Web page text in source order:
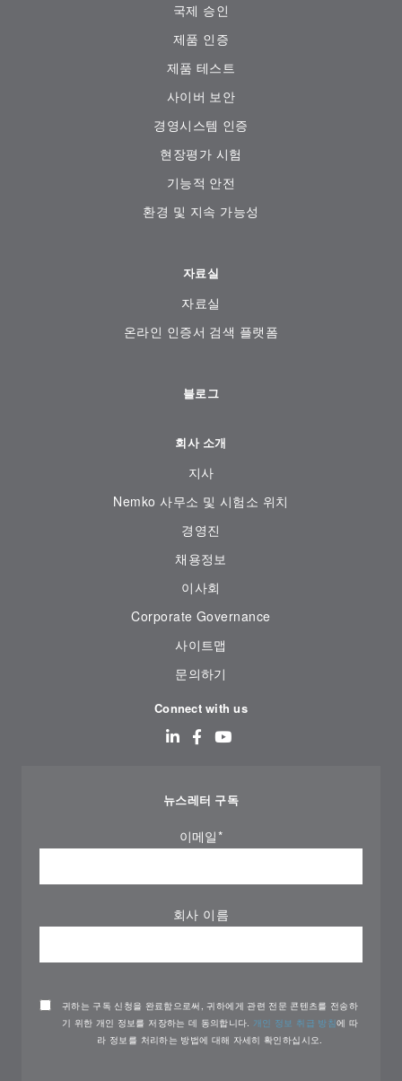
국제 승인
제품 인증
제품 테스트
사이버 보안
경영시스템 인증
현장평가 시험
기능적 안전
환경 및 지속 가능성
자료실
자료실
온라인 인증서 검색 플랫폼
블로그
회사 소개
지사
Nemko 사무소 및 시험소 위치
경영진
채용정보
이사회
Corporate Governance
사이트맵
문의하기
Connect with us
뉴스레터 구독
이메일*
회사 이름
귀하는 구독 신청을 완료함으로써, 귀하에게 관련 전문 콘텐츠를 전송하
기 위한 개인 정보를 저장하는 데 동의합니다. 개인 정보 취급 방침에 따
라 정보를 처리하는 방법에 대해 자세히 확인하십시오.